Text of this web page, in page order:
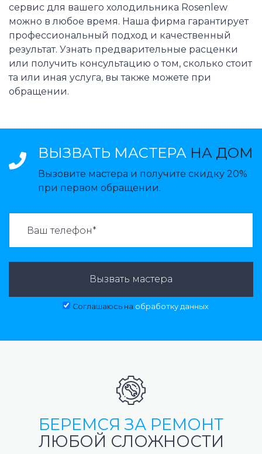
сервис для вашего холодильника Rosenlew
можно в любое время. Наша фирма гарантирует
профессиональный подход и качественный
результат. Узнать предварительные расценки
или получить консультацию о том, сколько стоит
та или иная услуга, вы также можете при
обращении.
ВЫЗВАТЬ МАСТЕРА НА ДОМ
Вызовите мастера и получите скидку 20%
при первом обращении.
Вызвать мастера
Соглашаюсь на обработку данных
БЕРЕМСЯ ЗА РЕМОНТ
ЛЮБОЙ СЛОЖНОСТИ